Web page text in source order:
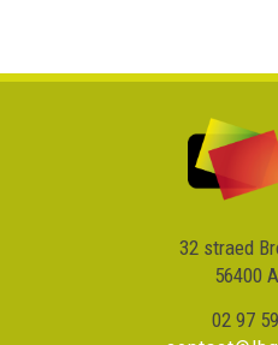
32 straed
56400
02 97